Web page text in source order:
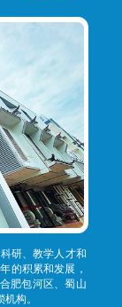
研、教学人才和
的积累和发展，
肥包河区、蜀山
构。